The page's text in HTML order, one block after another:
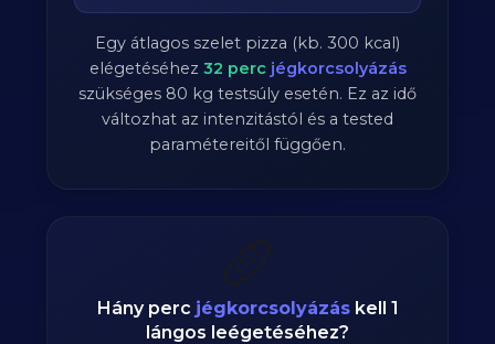
Egy átlagos szelet pizza (kb. 300 kcal)
elégetéséhez 32 perc jégkorcsolyázás
szükséges 80 kg testsúly esetén. Ez az idő
változhat az intenzitástól és a tested
paramétereitől függően.
🥖
Hány perc jégkorcsolyázáskell 1
lángos leégetéséhez?